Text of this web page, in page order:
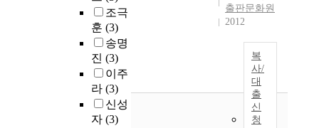
조극
훈 (3)
송명
진 (3)
이주
라 (3)
신성
자 (3)
출판문화원
2012
복
사/
대
출
신
청